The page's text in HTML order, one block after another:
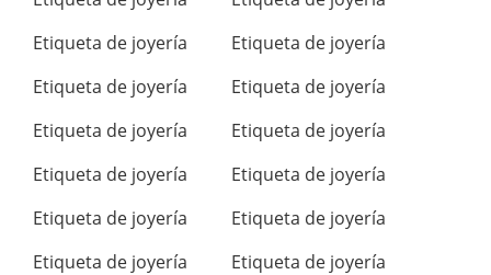
Etiqueta de joyería
Etiqueta de joyería
Etiqueta de joyería
Etiqueta de joyería
Etiqueta de joyería
Etiqueta de joyería
Etiqueta de joyería
Etiqueta de joyería
Etiqueta de joyería
Etiqueta de joyería
Etiqueta de joyería
Etiqueta de joyería